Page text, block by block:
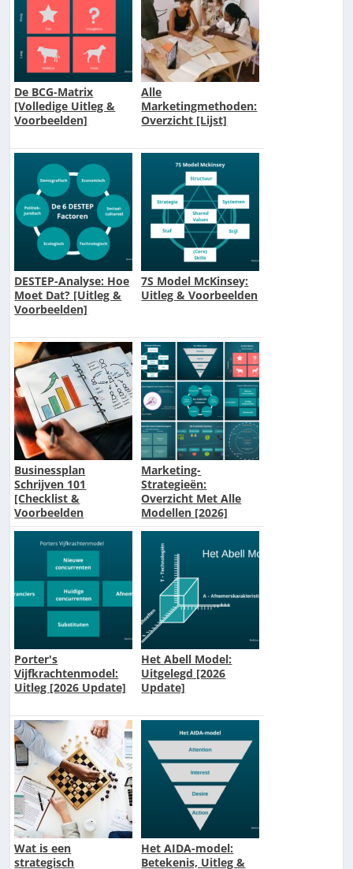
De BCG-Matrix
[Volledige Uitleg &
Voorbeelden]
Alle
Marketingmethoden:
Overzicht [Lijst]
DESTEP-Analyse: Hoe
Moet Dat? [Uitleg &
Voorbeelden]
7S Model McKinsey:
Uitleg & Voorbeelden
Businessplan
Schrijven 101
[Checklist &
Voorbeelden
Ondernemingsplan]
Marketing-
Strategieën:
Overzicht Met Alle
Modellen [2026]
Porter's
Vijfkrachtenmodel:
Uitleg [2026 Update]
Het Abell Model:
Uitgelegd [2026
Update]
Wat is een
strategisch
Het AIDA-model:
Betekenis, Uitleg &